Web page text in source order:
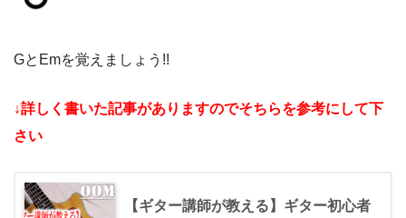
GとEmを覚えましょう!!
↓詳しく書いた記事がありますのでそちらを参考にして下
さい
【ギター講師が教える】ギター初心者